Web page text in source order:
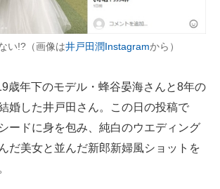
専門サイト
総合サイト
較・事例
活用を支援
専門サイト
専門サイト
い!?（画像は井戸田潤Instagramから）
歳年下のモデル・蜂谷晏海さんと8年の
婚した井戸田さん。この日の投稿で
ードに身を包み、純白のウエディング
だ美女と並んだ新郎新婦風ショットを